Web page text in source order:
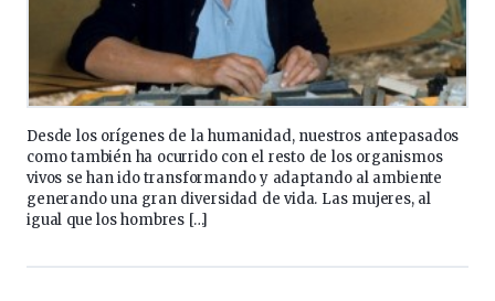
Desde los orígenes de la humanidad, nuestros antepasados
como también ha ocurrido con el resto de los organismos
vivos se han ido transformando y adaptando al ambiente
generando una gran diversidad de vida. Las mujeres, al
igual que los hombres […]